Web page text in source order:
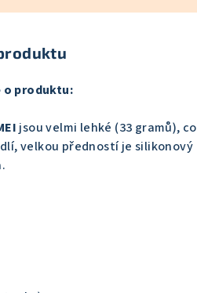
produktu:
jsou velmi lehké (33 gramů), co
velkou předností je silikonový